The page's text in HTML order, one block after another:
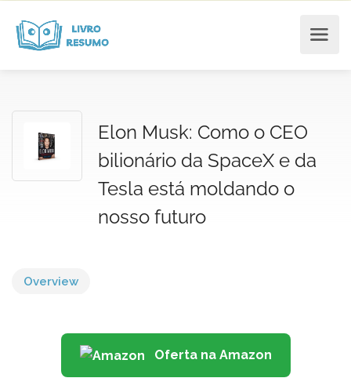
Elon Musk: Como o CEO
bilionário da SpaceX e da
Tesla está moldando o
nosso futuro
Overview
Oferta na Amazon